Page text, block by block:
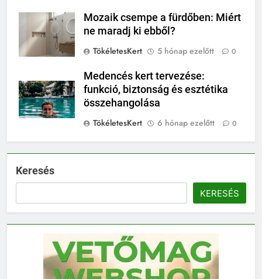
Mozaik csempe a fürdőben: Miért
ne maradj ki ebből?
TökéletesKert
5 hónap ezelőtt 0
Medencés kert tervezése:
funkció, biztonság és esztétika
összehangolása
TökéletesKert
6 hónap ezelőtt 0
Keresés
KERESÉS